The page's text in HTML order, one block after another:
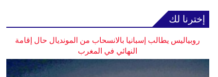
إخترنا لك
روبياليس يطالب إسبانيا بالانسحاب من المونديال حال إقامة
النهائي في المغرب